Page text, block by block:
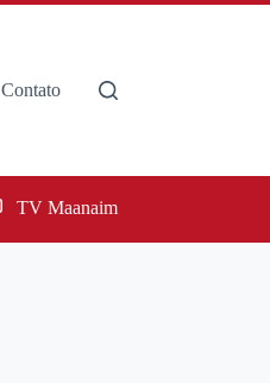
Contato
TV Maanaim